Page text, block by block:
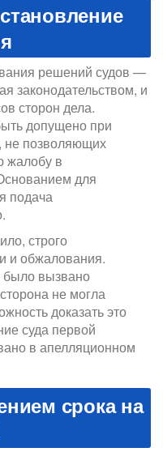
решений судов —
законодательством, и
сторон дела.
допущено при
не позволяющих
жалобу в
для
подача
строго
и обжалования.
было вызвано
не могла
доказать это
суда первой
в апелляционном
срока на